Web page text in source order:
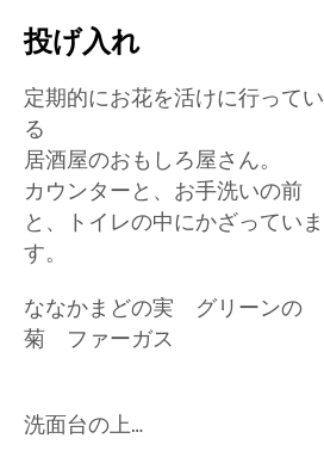
投げ入れ
定期的にお花を活けに行ってい
る
居酒屋のおもしろ屋さん。
カウンターと、お手洗いの前
と、トイレの中にかざっていま
す。
ななかまどの実 グリーンの
菊 ファーガス
洗面台の上…